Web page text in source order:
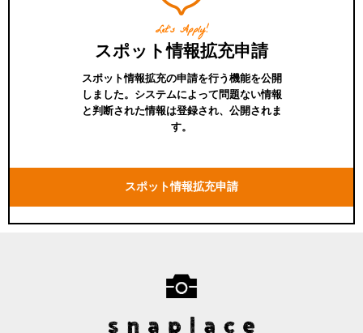
Let's Apply!
スポット情報拡充申請
スポット情報拡充の申請を行う機能を公開
しました。システムによって問題ない情報
と判断された情報は登録され、公開されま
す。
スポット情報拡充申請